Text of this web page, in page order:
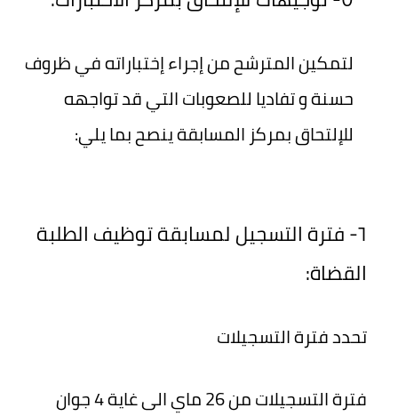
لتمكين المترشح من إجراء إختباراته في ظروف
حسنة و تفاديا للصعوبات التي قد تواجهه
للإلتحاق بمركز المسابقة ينصح بما يلي:
٦- فترة التسجيل لمسابقة توظيف الطلبة
القضاة:
تحدد فترة التسجيلات
فترة التسجيلات من 26 ماي الى غاية 4 جوان